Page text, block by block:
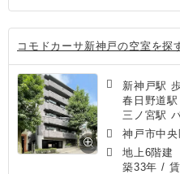
コモドカーサ新神戸の空室を探
新神戸駅
春日野道
三ノ宮駅
神戸市中
地上6階建
築33年 /